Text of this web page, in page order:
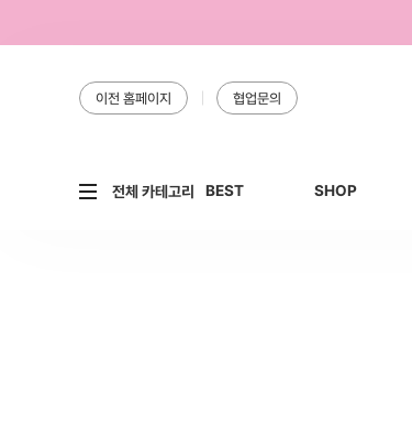
이전 홈페이지 협업문의
전체 카테고리 BEST SHOP